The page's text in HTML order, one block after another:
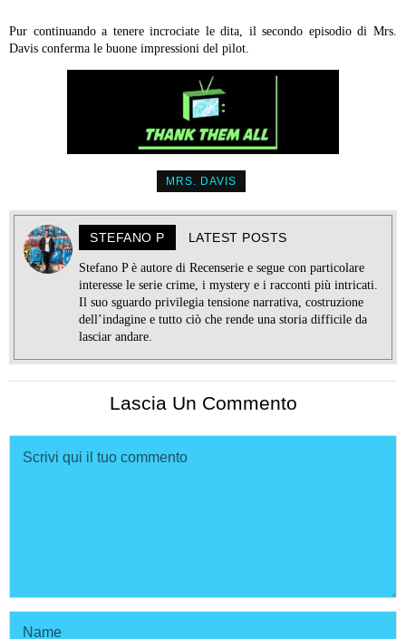
Pur continuando a tenere incrociate le dita, il secondo episodio di Mrs.
Davis conferma le buone impressioni del pilot.
MRS. DAVIS
STEFANO P LATEST POSTS
Stefano P è autore di Recenserie e segue con particolare
interesse le serie crime, i mystery e i racconti più intricati.
Il suo sguardo privilegia tensione narrativa, costruzione
dell’indagine e tutto ciò che rende una storia difficile da
lasciar andare.
Lascia Un Commento